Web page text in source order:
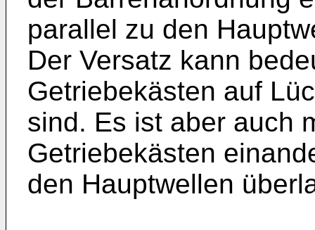
parallel zu den
Der Versatz kann
Getriebekästen auf
sind. Es ist aber auch
Getriebekästen
den Hauptwellen